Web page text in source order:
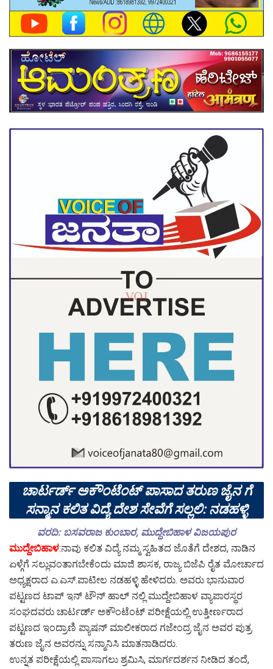
ಚಾರ್ಟರ್ಡ್ ಅಕೌಂಟೆಂಟ್ ಪಾಸಾದ ತರುಣ ಜೈನ ಗೆ
ಸನ್ಮಾನ ಕಲಿತ ವಿದ್ಯೆ ದೇಶ ಸೇವೆಗೆ ಸಲ್ಲಲಿ: ನಡಹಳ್ಳಿ
ವರದಿ: ಬಸವರಾಜ ಕುಂಬಾರ, ಮುದ್ದೇಬಿಹಾಳ ವಿಜಯಪುರ
ಮುದ್ದೇಬಿಹಾಳ:ನಾವು ಕಲಿತ ವಿದ್ಯೆ ನಮ್ಮ ಸ್ವಹಿತದ ಜೊತೆಗೆ ದೇಶದ, ನಾಡಿನ
ಏಳ್ಗೆಗೆ ಸಲ್ಲುವಂತಾಗಬೇಕೆಂದು ಮಾಜಿ ಶಾಸಕ, ರಾಜ್ಯ ಬಿಜೆಪಿ ರೈತ ಮೋರ್ಚಾದ
ಅಧ್ಯಕ್ಷರಾದ ಎ.ಎಸ್.ಪಾಟೀಲ ನಡಹಳ್ಳಿ ಹೇಳಿದರು. ಅವರು ಭಾನುವಾರ
ಪಟ್ಟಣದ ಟಾಪ್ ಇನ್ ಟೌನ್ ಹಾಲ್ ನಲ್ಲಿ ಮುದ್ದೇಬಿಹಾಳ ವ್ಯಾಪಾರಸ್ಥರ
ಸಂಘದವರು ಚಾರ್ಟರ್ಡ್ ಅಕೌಂಟೆಂಟ್ ಪರೀಕ್ಷೆಯಲ್ಲಿ ಉತ್ತೀರ್ಣರಾದ
ಪಟ್ಟಣದ ಇಂದ್ರಾಣಿ ಪ್ಯಾಷನ್ ಮಾಲೀಕರಾದ ಗಜೇಂದ್ರ ಜೈನ ಅವರ ಪುತ್ರ
ತರುಣ ಜೈನ ಅವರನ್ನು ಸನ್ಮಾನಿಸಿ ಮಾತನಾಡಿದರು.
ಉನ್ನತ ಪರೀಕ್ಷೆಯಲ್ಲಿ ಪಾಸಾಗಲು ಶ್ರಮಿಸಿ, ಮಾರ್ಗದರ್ಶನ ನೀಡಿದ ತಂದೆ,